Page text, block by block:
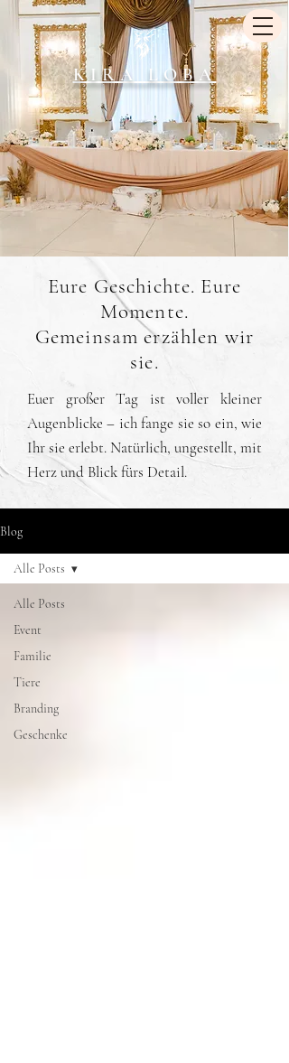
KIRA LOBA
Eure Geschichte. Eure
Momente.
Gemeinsam erzählen wir
sie.
Euer großer Tag ist voller kleiner
Augenblicke – ich fange sie so ein, wie
Ihr sie erlebt. Natürlich, ungestellt, mit
Herz und Blick fürs Detail.
Blog
Alle Posts
Event
Familie
Tiere
Branding
Geschenke
Alle Posts